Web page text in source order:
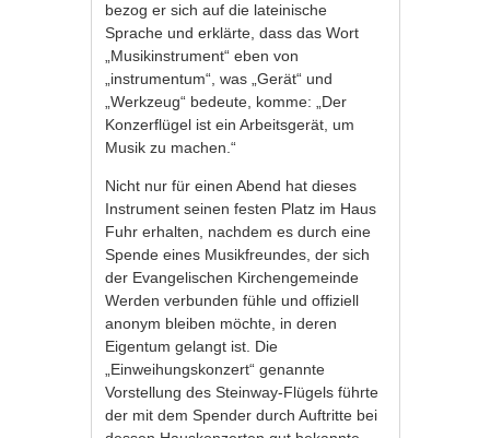
bezog er sich auf die lateinische
Sprache und erklärte, dass das Wort
„Musikinstrument“ eben von
„instrumentum“, was „Gerät“ und
„Werkzeug“ bedeute, komme: „Der
Konzerflügel ist ein Arbeitsgerät, um
Musik zu machen.“
Nicht nur für einen Abend hat dieses
Instrument seinen festen Platz im Haus
Fuhr erhalten, nachdem es durch eine
Spende eines Musikfreundes, der sich
der Evangelischen Kirchengemeinde
Werden verbunden fühle und offiziell
anonym bleiben möchte, in deren
Eigentum gelangt ist. Die
„Einweihungskonzert“ genannte
Vorstellung des Steinway-Flügels führte
der mit dem Spender durch Auftritte bei